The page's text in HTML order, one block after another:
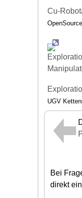
Cu-
UGV
Bei
direkt